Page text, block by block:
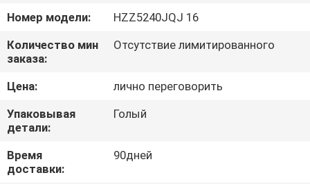
ПРОВЕРКА
КАЧЕСТВА
СВЯЖИТЕСЬ
МЫ
НОВОСТИ
Номер модели:
HZZ5240JQJ 16
Количество мин
заказа:
Отсутствие лимитированного
Цена:
лично переговорить
Упаковывая
детали:
Голый
Время
доставки:
90дней